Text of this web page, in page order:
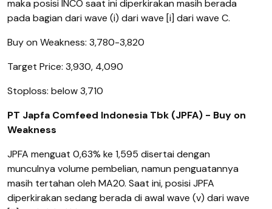
maka posisi INCO saat ini diperkirakan masih berada
pada bagian dari wave (i) dari wave [i] dari wave C.
Buy on Weakness: 3,780-3,820
Target Price: 3,930, 4,090
Stoploss: below 3,710
PT Japfa Comfeed Indonesia Tbk (JPFA) - Buy on
Weakness
JPFA menguat 0,63% ke 1,595 disertai dengan
munculnya volume pembelian, namun penguatannya
masih tertahan oleh MA20. Saat ini, posisi JPFA
diperkirakan sedang berada di awal wave (v) dari wave